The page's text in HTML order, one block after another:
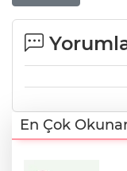
En Çok